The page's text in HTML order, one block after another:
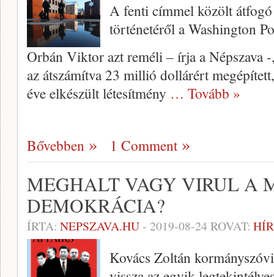
A fenti címmel közölt
történetéről a Washington
Orbán Viktor azt reméli – írja a Népszava
az átszámítva 23 millió dollárért
éve elkészült létesítmény … Tovább »
Bővebben 1 Comment
MEGHALT VAGY VIRUL A
DEMOKRÁCIA?
ÍRTA: NEPSZAVA.HU- 2019-08-24ROVAT:
Kovács Zoltán